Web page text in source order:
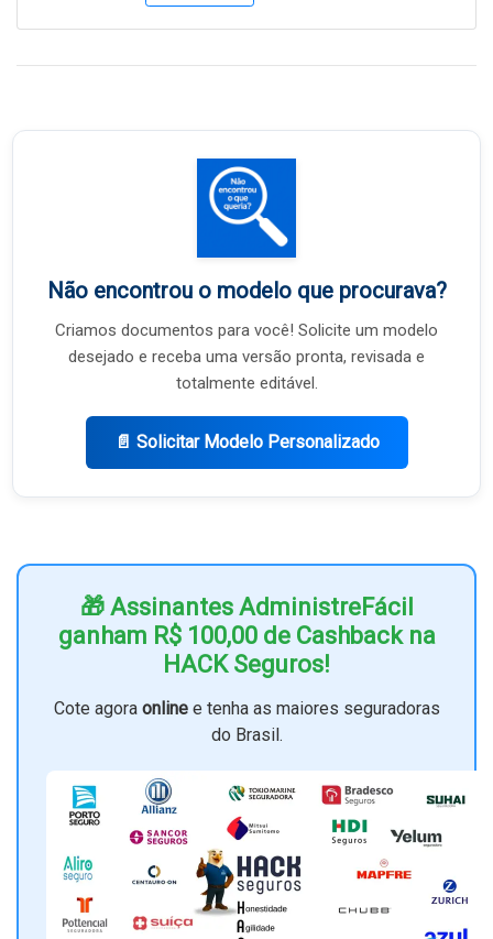
Não encontrou o modelo que procurava?
Criamos documentos para você! Solicite um modelo
desejado e receba uma versão pronta, revisada e
totalmente editável.
📄 Solicitar Modelo Personalizado
🎁 Assinantes AdministreFácil
ganham R$ 100,00 de Cashback na
HACK Seguros!
Cote agora onlinee tenha as maiores seguradoras
do Brasil.